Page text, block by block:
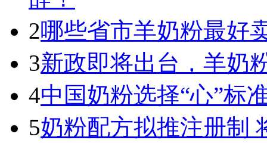
2哪些省市羊奶粉最好
3新政即将出台，羊奶
4中国奶粉选择“心”标
5奶粉配方拟推注册制